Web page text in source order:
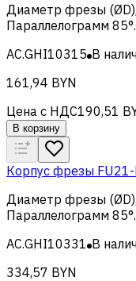
Диаметр фрезы
Параллелограмм 85°.
AC.GHI10315 В
161,94 BYN
Цена с НДС190,51
В корзину
Корпус фрезы
Диаметр фрезы
Параллелограмм 85°.
AC.GHI10331 В
334,57 BYN